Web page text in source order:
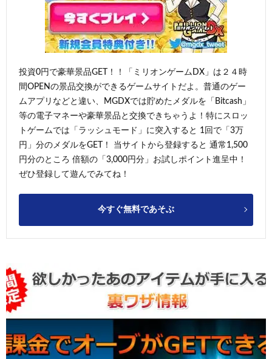
投資0円で豪華景品GET！！「ミリオンゲームDX」は２４時
間OPENの景品交換ができるゲームサイトだよ。普通のゲー
ムアプリなどと違い、MGDXでは貯めたメダルを「Bitcash」
等の電子マネーや豪華景品と交換できちゃうよ！特にスロッ
トゲームでは「ラッシュモード」に突入すると 1回で「3万
円」分のメダルをGET！ 当サイトから登録すると 通常1,500
円分のところ 倍額の「3,000円分」お試しポイント進呈中！
ぜひ登録して遊んでみてね！
今すぐ無料であそぶ